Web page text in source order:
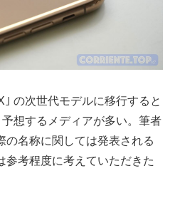
の次世代モデルに移行すると
想するメディアが多い。筆者
の名称に関しては発表される
参考程度に考えていただきた